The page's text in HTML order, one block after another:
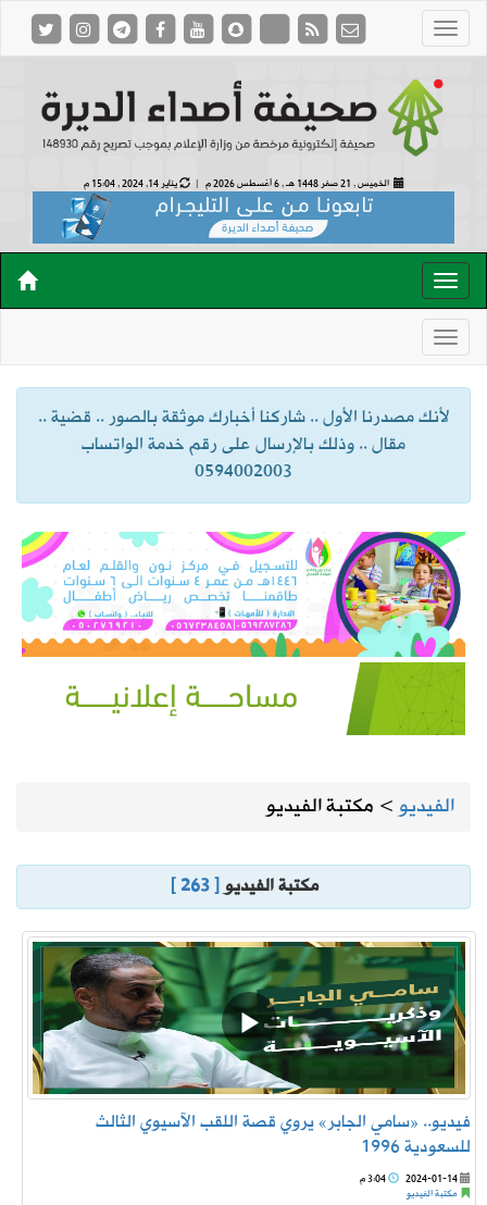
الخميس , 21 صفر 1448 هـ , 6 أغسطس 2026 م | يناير 14, 2024 , 15:04 م
لأنك مصدرنا الأول .. شاركنا أخبارك موثقة بالصور .. قضية ..
مقال .. وذلك بالإرسال على رقم خدمة الواتساب
0594002003
الفيديو> مكتبة الفيديو
مكتبة الفيديو[ 263 ]
فيديو.. «سامي الجابر» يروي قصة اللقب الآسيوي الثالث
للسعودية 1996
2024-01-14
مكتبة الفيديو